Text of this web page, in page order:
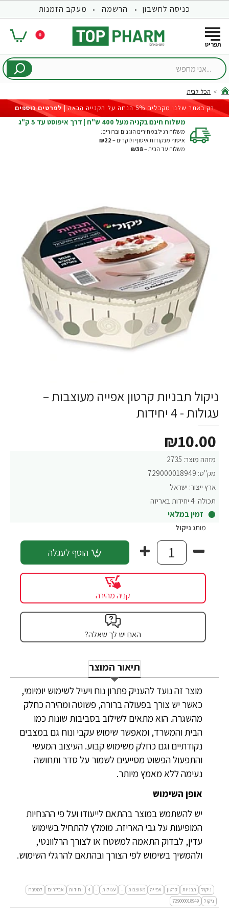
כניסה לחשבון הרשמה מעקב הזמנות
0
...אני
home
הכל לבית
רק באתר שלנו מקבלים 5% הנחה על הקנייה הבאה |
לפרטים נוספים
משלוח חינם בקניה מעל 400 ש"ח | דרך איפוסט עד 5 ק"ג
משלוח רגיל במחירים הוגנים וברורים:
איסוף מנקודות איסוף ולוקרים – ₪22
משלוח עד הבית –₪38
ניקול תבניות קרטון אפייה מעוצבות –
עגולות - 4 יחידות
מזהה מוצר: 2735
מק"ט: 729000018949
ארץ ייצור: ישראל
תכולה: 4 יחידות באריזה
זמין במלאי
₪10.00
מותג ניקול
הוסף לעגלה
קניה מהירה
האם יש לך שאלה?
תיאור המוצר
מוצר זה נועד להעניק פתרון נוח ויעיל לשימוש יומיומי,
כאשר יש צורך בפעולה ברורה, פשוטה ומהירה כחלק
מהשגרה. הוא מתאים לשילוב בסביבות שונות כמו
הבית והמשרד, ומאפשר שימוש עקבי ונוח גם במצבים
נקודתיים וגם כחלק משימוש קבוע. העיצוב המעשי
והתפעול הפשוט מסייעים לשמור על סדר ותחושה
נעימה ללא מאמץ מיותר.
אופן השימוש
יש להשתמש במוצר בהתאם לייעודו ועל פי ההנחיות
המופיעות על גבי האריזה. מומלץ להתחיל בשימוש
עדין, לבדוק התאמה למשטח או לצורך הרלוונטי,
ולהמשיך בשימוש לפי הצורך ובהתאם להרגלי השימוש.
ניקול תבניות קרטון אפייה מעוצבות – עגולות -
4 יחידות אביזרים
למטבח
ניקול
729000018949